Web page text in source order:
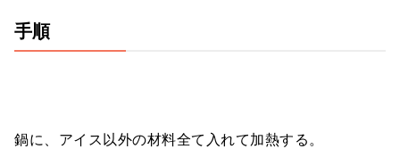
手順
鍋に、アイス以外の材料全て入れて加熱する。